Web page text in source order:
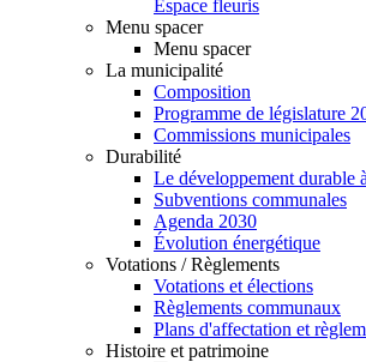
Espace fleuris
Menu spacer
Menu spacer
La municipalité
Composition
Programme de législature
Commissions municipales
Durabilité
Le développement durable
Subventions communales
Agenda 2030
Évolution énergétique
Votations / Règlements
Votations et élections
Règlements communaux
Plans d'affectation et
Histoire et patrimoine